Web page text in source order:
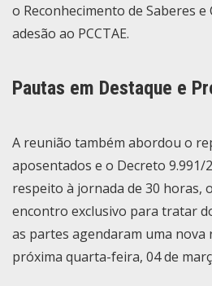
o Reconhecimento de Saberes e
adesão ao PCCTAE.
Pautas em Destaque e
A reunião também abordou o
aposentados e o Decreto 9.991/
respeito à jornada de 30 horas,
encontro exclusivo para tratar
as partes agendaram uma nova
próxima quarta-feira, 04 de